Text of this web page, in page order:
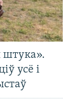
штука».
усё і